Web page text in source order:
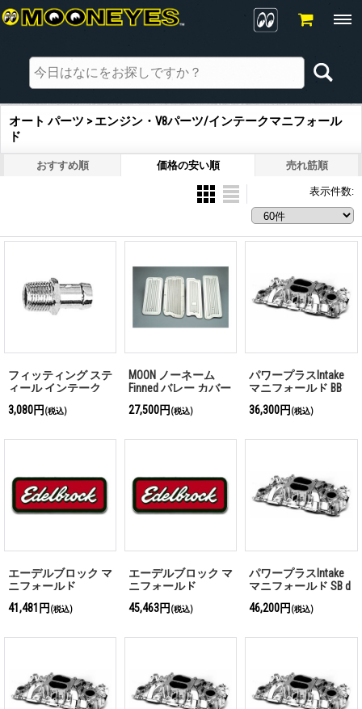
オート パーツ > エンジン・V8パーツ/インテークマニフォール
ド
おすすめ順 価格の安い順 売れ筋順
表示件数:
フィッティング ステ
ィール インテーク
3,080円 (税込)
MOON ノーネーム
Finned バレー カバー
27,500円 (税込)
パワープラスIntake
マニフォールド BB
36,300円 (税込)
エーデルブロック マ
ニフォールド
(Non EGR)
41,481円 (税込)
エーデルブロック マ
ニフォールド
45,463円 (税込)
パワープラスIntake
マニフォールド SB d
46,200円 (税込)